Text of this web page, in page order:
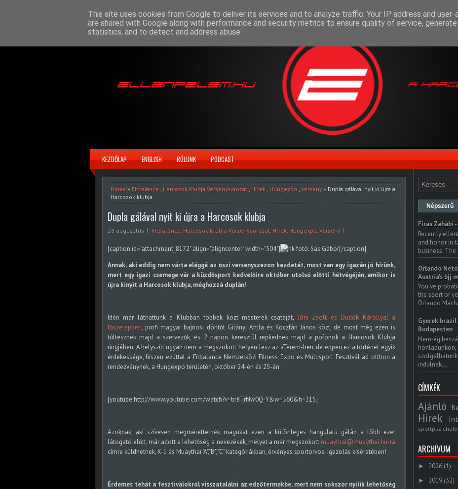
KEZDŐLAP ENGLISH RÓLUNK PODCAST
Home » Fitbalance , Harcosok Klubja Versenysorozat , Hírek , Hungexpo , Verseny» Dupla gálával nyit ki újra a
Harcosok klubja
Dupla gálával nyit ki újra a Harcosok klubja
28 augusztus Fitbalance, Harcosok Klubja Versenysorozat, Hírek, Hungexpo, Verseny
[caption id="attachment_8172" align="aligncenter" width="504"]
fotó: Sas Gábor[/caption]
Annak, aki eddig nem várta eléggé az őszi versenyszezon kezdetét, most van egy igazán jó hírünk,
mert egy igazi csemege vár a küzdősport kedvelőire október utolsó előtti hétvégéjén, amikor is
újra kinyit a Harcosok klubja, méghozzá duplán!
Idén már láthattunk a Klubban többek közt mesterek csatáját, Jóni Zsolt és Dudok Károllyal a
főszerepben, profi magyar bajnoki döntőt Gilányi Attila és Koczfán János közt, de most még ezen is
túltesznek majd a szervezők, és 2 napon keresztül repkednek majd a pofonok a Harcosok Klubja
ringjében. A helyszín ugyan nem a megszokott helyen lesz az aTerem-ben, de éppen ez a történet egyik
érdekessége, hiszen ezúttal a Fitbalance Nemzetközi Fitness Expo és Multisport Fesztivál ad otthon a
rendezvénynek, a Hungexpo területén, október 24-én és 25-én.
[youtube http://www.youtube.com/watch?v=br8TrNw0Q-Y&w=560&h=315]
Azoknak, aki szívesen megmérettetnék magukat ezen a különleges hangulatú gálán a több ezer
látogató előtt, már adott a lehetőség a nevezések, melyet a már megszokott muaythai@muaythai.hu-ra
címre küldhetnek, K-1 és Muaythai "A","B", "C" kategóriákban, érvényes sportorvosi igazolás kíséretében!
Érdemes tehát a fesztiválokról visszatalálni az edzőtermekbe, mert nem sokszor nyílik lehetőség
Népszerű
Firas Zahabi
Recently
and honor in
business.
Orlando
Austria's bjj
You've
the sport or
Orlando
Gyerek
Budapesten
Nemrég
indulnak...
CÍMKÉK
Ajánló
Hírek
ARCHÍVUM
► 2026 (1)
► 2019 (32)
This site uses cookies from Google to deliver its services and to analyze traffic. Your IP address and user-
are shared with Google along with performance and security metrics to ensure quality of service, generate
statistics, and to detect and address abuse.